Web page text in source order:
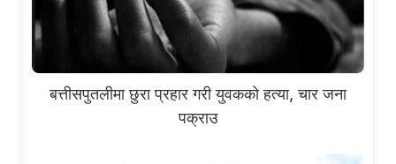
बत्तीसपुतलीमा छुरा प्रहार गरी युवकको हत्या, चार जना
पक्राउ